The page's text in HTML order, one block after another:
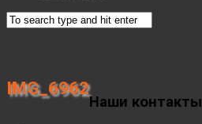
IMG_6962
Наши контакты